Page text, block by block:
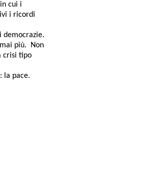
cui i
i ricordi
democrazie.
più. Non
crisi tipo
la pace.